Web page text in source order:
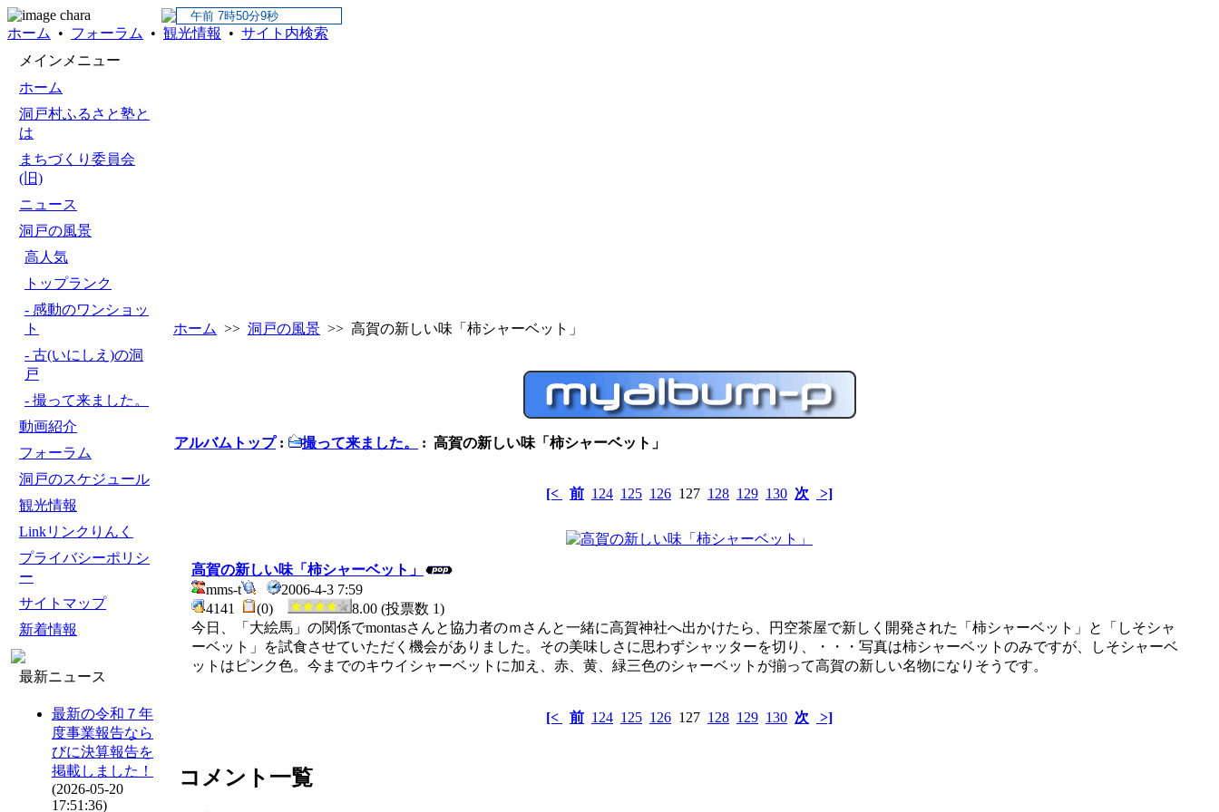
ホーム • フォーラム • 観光情報 • サイト内検索
メインメニュー
ホーム
洞戸村ふるさと塾と
は
まちづくり委員会
(旧)
ニュース
洞戸の風景
高人気
トップランク
- 感動のワンショッ
ト
- 古(いにしえ)の洞
戸
- 撮って来ました。
動画紹介
フォーラム
洞戸のスケジュール
観光情報
Linkリンクりんく
プライバシーポリシ
ー
サイトマップ
新着情報
最新ニュース
最新の令和７年
度事業報告なら
びに決算報告を
掲載しました！
(2026-05-20
17:51:36)
ホーム >> 洞戸の風景 >> 高賀の新しい味「柿シャーベット」
アルバムトップ: 撮って来ました。 : 高賀の新しい味「柿シャーベット」
[< 前 124 125 126 127 128 129 130 次 >]
高賀の新しい味「柿シャーベット」
mms-t
2006-4-3 7:59
4141
(0)
8.00 (投票数 1)
今日、「大絵馬」の関係でmontasさんと協力者のｍさんと一緒に高賀神社へ出かけたら、円空茶屋で新しく開発された「柿シャーベット」と「しそシャ
ーベット」を試食させていただく機会がありました。その美味しさに思わずシャッターを切り、・・・写真は柿シャーベットのみですが、しそシャーベ
ットはピンク色。今までのキウイシャーベットに加え、赤、黄、緑三色のシャーベットが揃って高賀の新しい名物になりそうです。
[< 前 124 125 126 127 128 129 130 次 >]
コメント一覧